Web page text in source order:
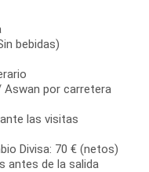
bebidas)
Aswan por carretera
las visitas
Divisa: 70 € (netos)
antes de la salida